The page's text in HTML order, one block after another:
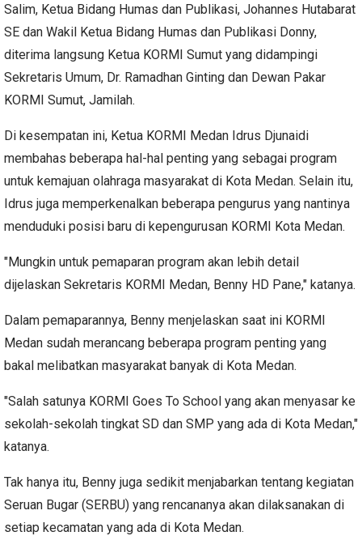
Salim, Ketua Bidang Humas dan Publikasi, Johannes Hutabarat
SE dan Wakil Ketua Bidang Humas dan Publikasi Donny,
diterima langsung Ketua KORMI Sumut yang didampingi
Sekretaris Umum, Dr. Ramadhan Ginting dan Dewan Pakar
KORMI Sumut, Jamilah.
Di kesempatan ini, Ketua KORMI Medan Idrus Djunaidi
membahas beberapa hal-hal penting yang sebagai program
untuk kemajuan olahraga masyarakat di Kota Medan. Selain itu,
Idrus juga memperkenalkan beberapa pengurus yang nantinya
menduduki posisi baru di kepengurusan KORMI Kota Medan.
"Mungkin untuk pemaparan program akan lebih detail
dijelaskan Sekretaris KORMI Medan, Benny HD Pane," katanya.
Dalam pemaparannya, Benny menjelaskan saat ini KORMI
Medan sudah merancang beberapa program penting yang
bakal melibatkan masyarakat banyak di Kota Medan.
"Salah satunya KORMI Goes To School yang akan menyasar ke
sekolah-sekolah tingkat SD dan SMP yang ada di Kota Medan,"
katanya.
Tak hanya itu, Benny juga sedikit menjabarkan tentang kegiatan
Seruan Bugar (SERBU) yang rencananya akan dilaksanakan di
setiap kecamatan yang ada di Kota Medan.